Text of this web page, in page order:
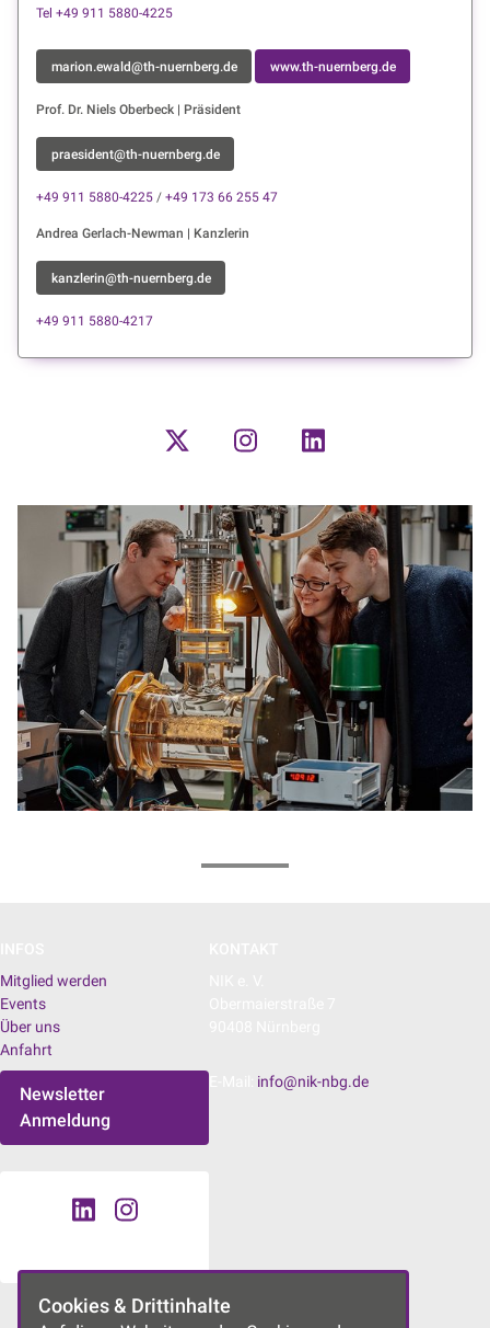
Tel +49 911 5880-4225
marion.ewald@th-nuernberg.de www.th-nuernberg.de
Prof. Dr. Niels Oberbeck | Präsident
praesident@th-nuernberg.de
+49 911 5880-4225 / +49 173 66 255 47
Andrea Gerlach-Newman | Kanzlerin
kanzlerin@th-nuernberg.de
+49 911 5880-4217
Mitglied werden
Events
Über uns
Anfahrt
Newsletter
Anmeldung
UNSERE PROJEKTE
info@nik-nbg.de
Cookies & Drittinhalte